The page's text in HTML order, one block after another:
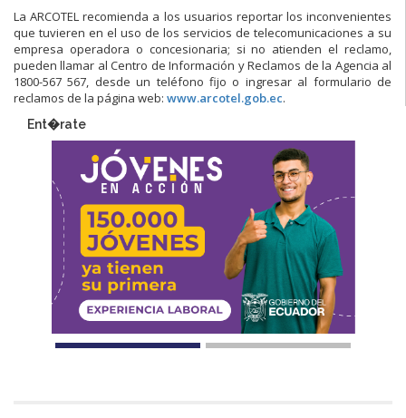
La ARCOTEL recomienda a los usuarios reportar los inconvenientes
que tuvieren en el uso de los servicios de telecomunicaciones a su
empresa operadora o concesionaria; si no atienden el reclamo,
pueden llamar al Centro de Información y Reclamos de la Agencia al
1800-567 567, desde un teléfono fijo o ingresar al formulario de
reclamos de la página web: www.arcotel.gob.ec.
Ent�rate